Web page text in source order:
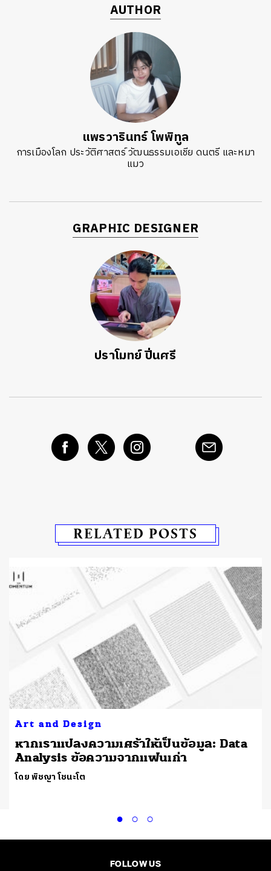
AUTHOR
แพรวารินทร์ โพพิทูล
การเมืองโลก ประวัติศาสตร์ วัฒนธรรมเอเชีย ดนตรี และหมา
แมว
GRAPHIC DESIGNER
ปราโมทย์ ปิ่นศรี
RELATED POSTS
Art and Design
หากเราแปลงความเศร้าให้เป็นข้อมูล: Data
Analysis ข้อความจากแฟนเก่า
โดย พิชญา โชนะโต
FOLLOW US